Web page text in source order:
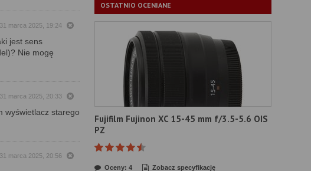
31 marca 2025, 19:24
jest sens
Nie mogę
31 marca 2025, 20:33
wyświetlacz starego
31 marca 2025, 20:56
OSTATNIO OCENIANE
Fujifilm Fujinon XC 15-45 mm f/3.5-5.6 OIS
PZ
Oceny: 4 Zobacz specyfikację